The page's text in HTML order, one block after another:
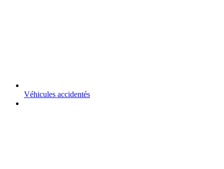
Véhicules accidentés